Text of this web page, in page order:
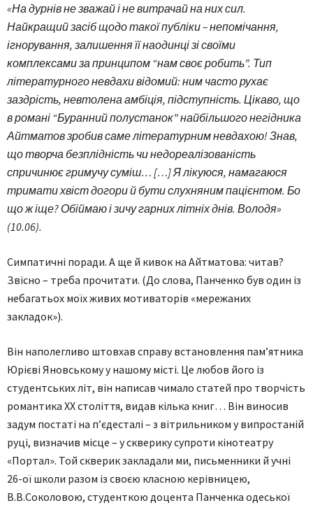
«На дурнів не зважай і не витрачай на них сил.
Найкращий засіб щодо такої публіки – непомічання,
ігнорування, залишення її наодинці зі своїми
комплексами за принципом “нам своє робить”. Тип
літературного невдахи відомий: ним часто рухає
заздрість, невтолена амбіція, підступність. Цікаво, що
в романі “Буранний полустанок” найбільшого негідника
Айтматов зробив саме літературним невдахою! Знав,
що творча безплідність чи недореалізованість
спричинює гримучу суміш… […] Я лікуюся, намагаюся
тримати хвіст догори й бути слухняним пацієнтом. Бо
що ж іще? Обіймаю і зичу гарних літніх днів. Володя»
(10.06).
Симпатичні поради. А ще й кивок на Айтматова: читав?
Звісно – треба прочитати. (До слова, Панченко був один із
небагатьох моїх живих мотиваторів «мережаних
закладок»).
Він наполегливо штовхав справу встановлення пам’ятника
Юрієві Яновському у нашому місті. Це любов його із
студентських літ, він написав чимало статей про творчість
романтика ХХ століття, видав кілька книг… Він виносив
задум постаті на п’єдесталі – з вітрильником у випростаній
руці, визначив місце – у скверику супроти кінотеатру
«Портал». Той скверик закладали ми, письменники й учні
26-ої школи разом із своєю класною керівницею,
В.В.Соколовою, студенткою доцента Панченка одеської